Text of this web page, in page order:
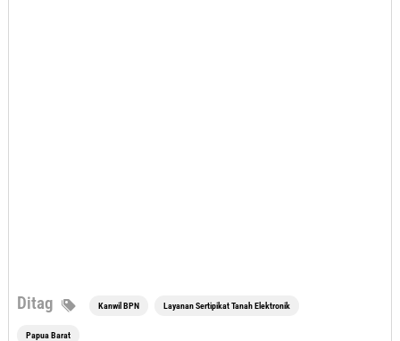
Ditag Kanwil BPN Layanan Sertipikat Tanah Elektronik
Papua Barat